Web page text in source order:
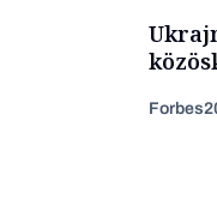
Forbes